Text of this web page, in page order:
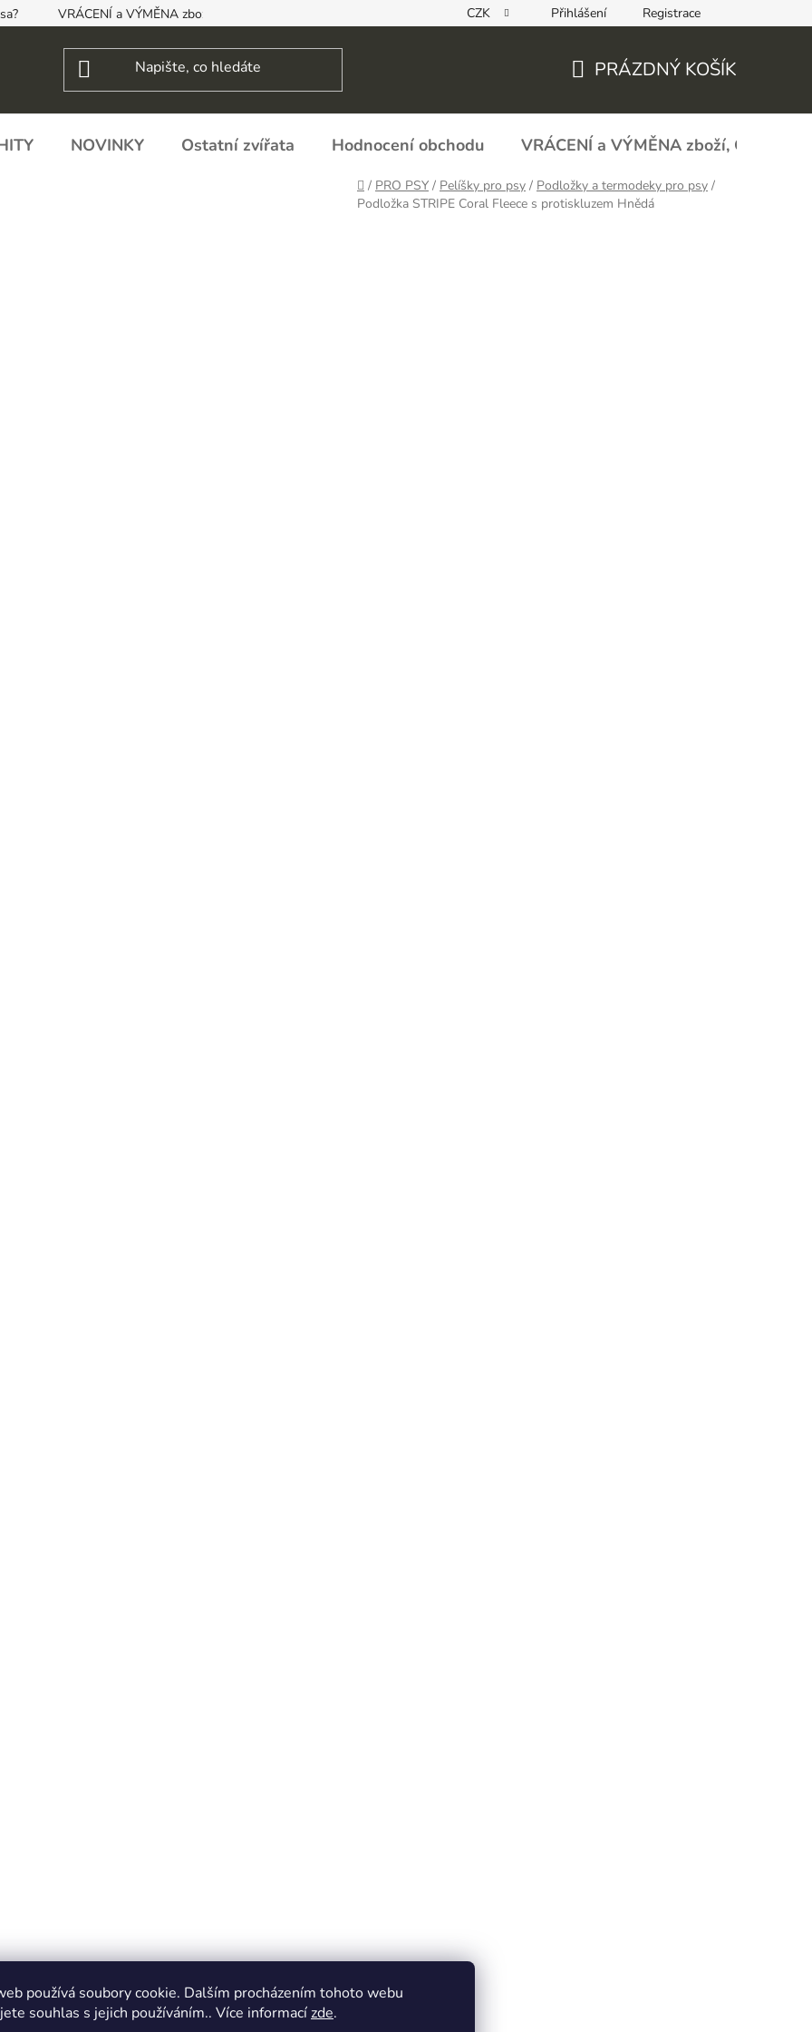
používá soubory cookie. Dalším procházením tohoto webu
souhlas s jejich používáním.. Více informacízde.
VRÁCENÍ a VÝMĚNA zboží, ODSTOUPENÍ OD SMLOUVY REKLAMAČNÍ FORMULÁŘ - zboží s vadou
CZK Přihlášení Registrace
KOŠÍK
PRÁZDNÝ KOŠÍK
NOVINKY Ostatní zvířata Hodnocení obchodu VRÁCENÍ a VÝMĚNA zboží,
Domů
/ PRO PSY / Pelíšky pro psy / Podložky a termodeky pro psy /
Podložka STRIPE Coral Fleece s protiskluzem Hnědá